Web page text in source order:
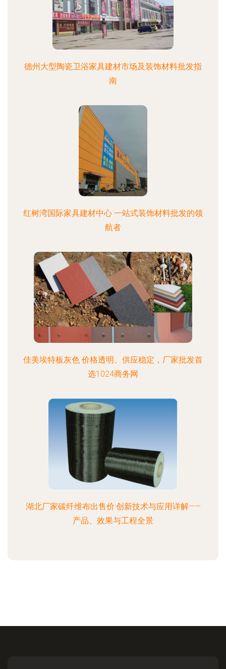
德州大型陶瓷卫浴家具建材市场及装饰材料批发指
南
红树湾国际家具建材中心 一站式装饰材料批发的领
航者
佳美埃特板灰色 价格透明、供应稳定，厂家批发首
选1024商务网
湖北厂家碳纤维布出售价:创新技术与应用详解——
产品、效果与工程全景